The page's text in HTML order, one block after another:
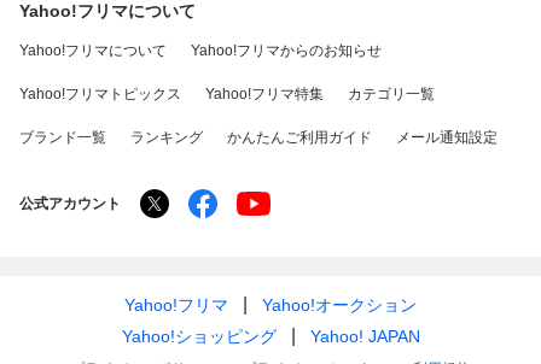
Yahoo!フリマについて
Yahoo!フリマについて Yahoo!フリマからのお知らせ
Yahoo!フリマトピックス Yahoo!フリマ特集 カテゴリ一覧
ブランド一覧 ランキング かんたんご利用ガイド メール通知設定
公式アカウント
Yahoo!フリマ
Yahoo!オークション
Yahoo!ショッピング
Yahoo! JAPAN